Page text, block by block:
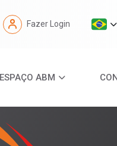
Fazer Login
ESPAÇO ABM